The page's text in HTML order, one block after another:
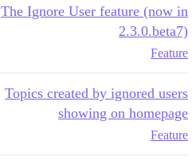
The Ignore User feature (now in
2.3.0.beta7)
Feature
Topics created by ignored users
showing on homepage
Feature